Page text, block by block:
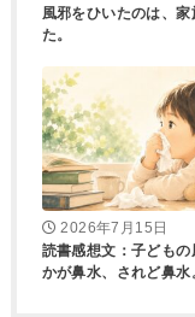
風邪をひいたのは、家
た。
2026年7月15日
読書感想文：子どもの
かが鼻水、されど鼻水